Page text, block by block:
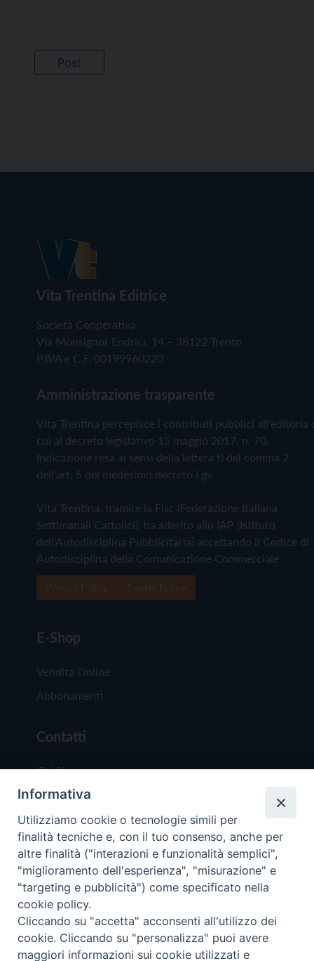
Vita Trentina Editrice
Società Cooperativa
Via Monsignor Endrici, 14 – 38122 Trento
P.IVA e C.F. 00199960220
Amministrazione trasparente
Vita Trentina percepisce i contributi pubblici all'editoria
cui al decreto legislativo 15 maggio 2017, n. 70.
Indicazione resa ai sensi della lettera f) del comma 2
dell'art. 5 del medesimo decreto Lgs.
Vita Trentina, tramite la Fisc (Federazione Italiana
Settimanali Cattolici), ha aderito allo IAP (Istituto
dell'Autodisciplina Pubblicitaria) accettando il Codice di
Autodisciplina della Comunicazione Commerciale
E-Shop
Vendita Online
Abbonamenti
Contatti
Chi Siamo
Redazione
Scrivici
Copyright © 2019 - Tutti i diritti riservati - Vita
Trentina Editrice
Informativa
Utilizziamo cookie o tecnologie simili per
finalità tecniche e, con il tuo consenso, anche per
altre finalità ("interazioni e funzionalità semplici",
"miglioramento dell'esperienza", "misurazione" e
"targeting e pubblicità") come specificato nella
cookie policy.
Cliccando su "accetta" acconsenti all'utilizzo dei
cookie. Cliccando su "personalizza" puoi avere
maggiori informazioni sui cookie utilizzati e